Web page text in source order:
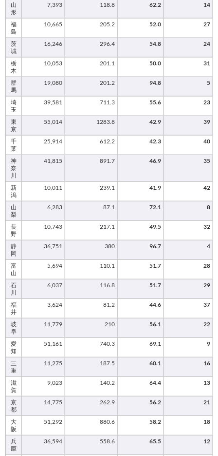
山
形
7,393 118.8 62.2 14
福
島
10,665 205.2 52.0 27
茨
城
16,246 296.4 54.8 24
栃
木
10,053 201.1 50.0 31
群
馬
19,080 201.2 94.8 5
埼
玉
39,581 711.3 55.6 23
東
京
55,014 1283.8 42.9 39
千
葉
25,914 612.2 42.3 40
神
奈
川
41,815 891.7 46.9 35
新
潟
10,011 239.1 41.9 42
山
梨
6,283 87.1 72.1 8
長
野
10,743 217.1 49.5 32
静
岡
36,751 380 96.7 4
富
山
5,694 110.1 51.7 28
石
川
6,037 116.8 51.7 29
福
井
3,624 81.2 44.6 37
岐
阜
11,779 210 56.1 22
愛
知
51,161 740.3 69.1 9
三
重
11,275 187.5 60.1 16
滋
賀
9,023 140.2 64.4 13
京
都
14,775 262.9 56.2 21
大
阪
51,292 880.6 58.2 18
兵
庫
36,594 558.6 65.5 12